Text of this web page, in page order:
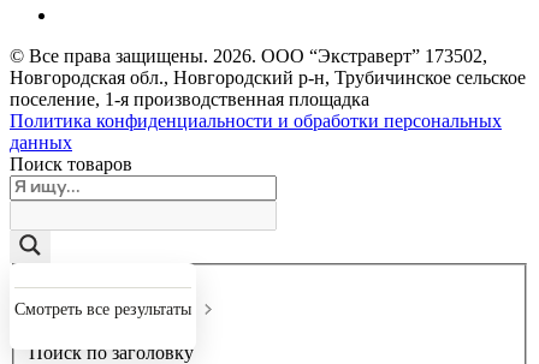
© Все права защищены. 2026. ООО “Экстраверт” 173502,
Новгородская обл., Новгородский р-н, Трубичинское сельское
поселение, 1-я производственная площадка
Политика конфиденциальности и обработки персональных
данных
Поиск товаров
Смотреть все результаты
Точное совпадение
Поиск по заголовку